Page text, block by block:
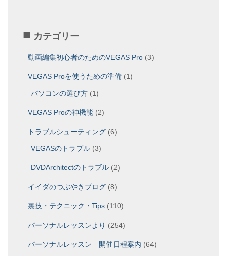
カテゴリー
動画編集初心者のためのVEGAS Pro (3)
VEGAS Proを使うための準備 (1)
パソコンの選び方 (1)
VEGAS Proの神機能 (2)
トラブルシューティング (6)
VEGASのトラブル (3)
DVDArchitectのトラブル (2)
イイダのつぶやきブログ (8)
裏技・テクニック・Tips (110)
パーソナルレッスンより (254)
パーソナルレッスン 開催日程案内 (64)